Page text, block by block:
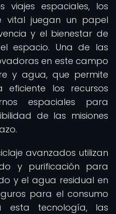
espaciales, los
vital juegan un papel
y el bienestar de
espacio. Una de las
en este campo
y agua, que permite
eficiente los recursos
espaciales para
de las misiones
avanzados utilizan
y purificación para
y el agua residual en
para el consumo
esta tecnología, las